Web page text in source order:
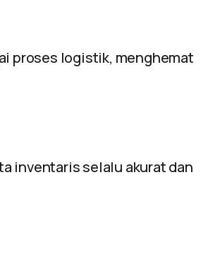
proses logistik, menghemat
inventaris selalu akurat dan